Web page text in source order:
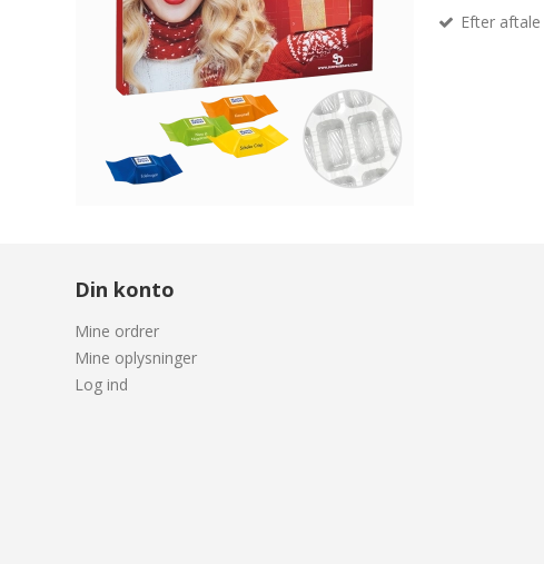
Efter aftale
Din konto
Mine ordrer
Mine oplysninger
Log ind